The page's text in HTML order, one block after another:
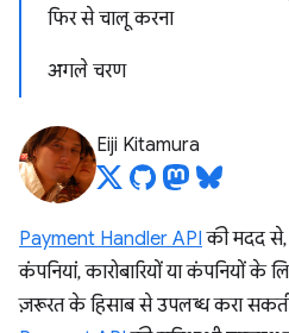
फिर से चालू करना
अगले चरण
Eiji Kitamura
Payment Handler API की मदद से,
कंपनियां, कारोबारियों या कंपनियों के
ज़रूरत के हिसाब से उपलब्ध करा